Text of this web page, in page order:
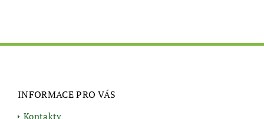
INFORMACE PRO VÁS
Kontakty